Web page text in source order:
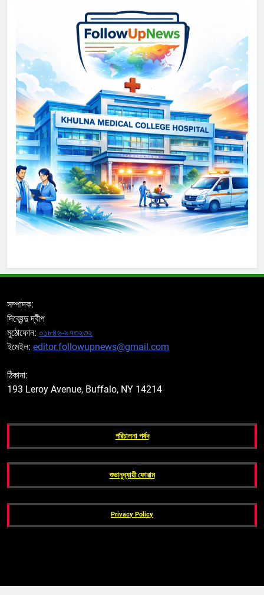
সম্পাদক:
দিব্যেন্দু দ্বীপ
মুঠোফোন: ০১৮৪৬-৯৭৩২৩২
ইমেইল: editor.followupnews@gmail.com
ঠিকানা:
193 Leroy Avenue, Buffalo, NY 14214
পরিচালনা পর্ষদ
শুভানুধ্যায়ী ফোরাম
Privacy Policy